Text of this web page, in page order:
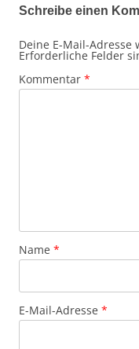
Schreibe einen
Deine E-Mail-
Erforderliche Felder
Kommentar *
Name *
E-Mail-Adresse *